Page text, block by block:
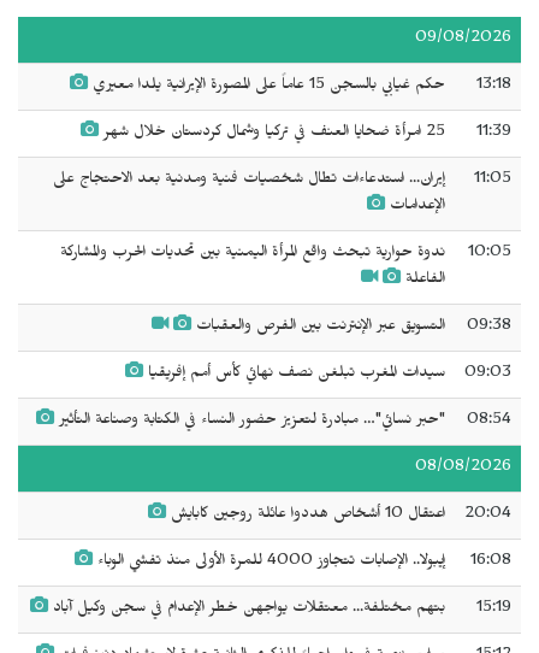
09/08/2026
13:18 حكم غيابي بالسجن 15 عاماً على المصورة الإيرانية يلدا معيري
11:39 25 امرأة ضحايا العنف في تركيا وشمال كردستان خلال شهر
11:05
إيران... استدعاءات تطال شخصيات فنية ومدنية بعد الاحتجاج على
الإعدامات
10:05
ندوة حوارية تبحث واقع المرأة اليمنية بين تحديات الحرب والمشاركة
الفاعلة
09:38 التسويق عبر الإنترنت بين الفرص والعقبات
09:03 سيدات المغرب تبلغن نصف نهائي كأس أمم إفريقيا
08:54 "حبر نسائي"… مبادرة لتعزيز حضور النساء في الكتابة وصناعة التأثير
08/08/2026
20:04 اعتقال 10 أشخاص هددوا عائلة روجين كابايش
16:08 إيبولا.. الإصابات تتجاوز 4000 للمرة الأولى منذ تفشي الوباء
15:19 بتهم مختلفة... معتقلات يواجهن خطر الإعدام في سجن وكيل آباد